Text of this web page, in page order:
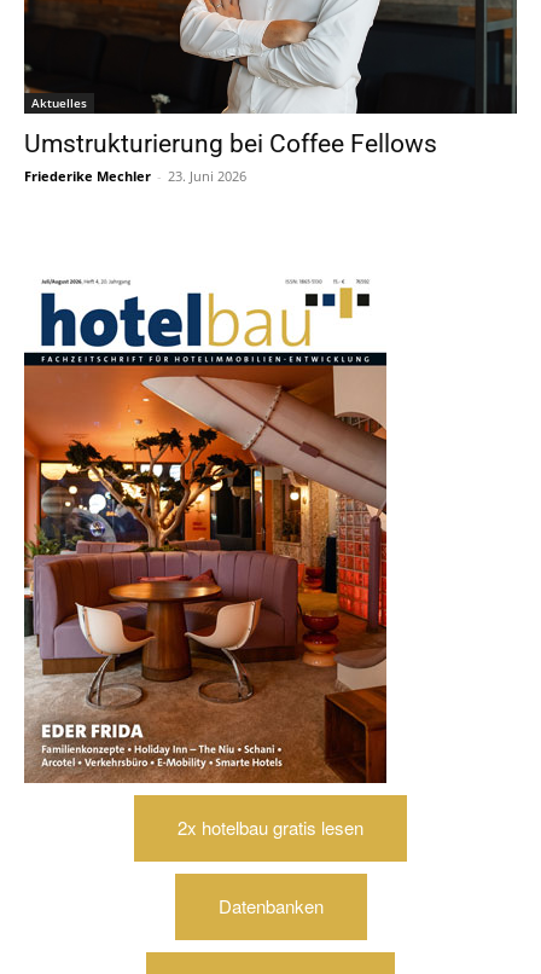
Aktuelles
Umstrukturierung bei Coffee Fellows
Friederike Mechler - 23. Juni 2026
2x hotelbau gratis lesen
Datenbanken